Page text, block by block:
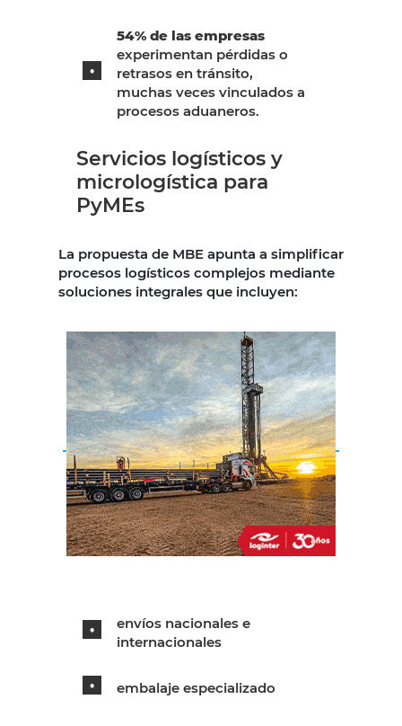
54% de las empresas
experimentan pérdidas o
retrasos en tránsito,
muchas veces vinculados a
procesos aduaneros.
Servicios logísticos y
micrologística para
PyMEs
La propuesta de MBE apunta a simplificar
procesos logísticos complejos mediante
soluciones integrales que incluyen:
envíos nacionales e
internacionales
embalaje especializado